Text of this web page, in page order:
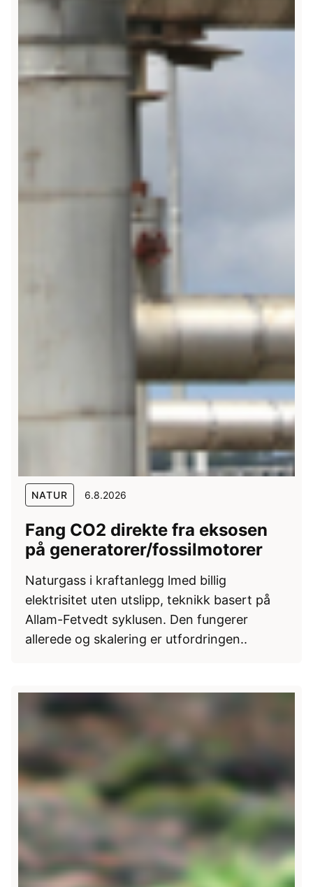
NATUR 6.8.2026
Fang CO2 direkte fra eksosen
på generatorer/fossilmotorer
Naturgass i kraftanlegg lmed billig
elektrisitet uten utslipp, teknikk basert på
Allam-Fetvedt syklusen. Den fungerer
allerede og skalering er utfordringen..